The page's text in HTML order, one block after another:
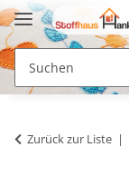
Zurück zur Liste